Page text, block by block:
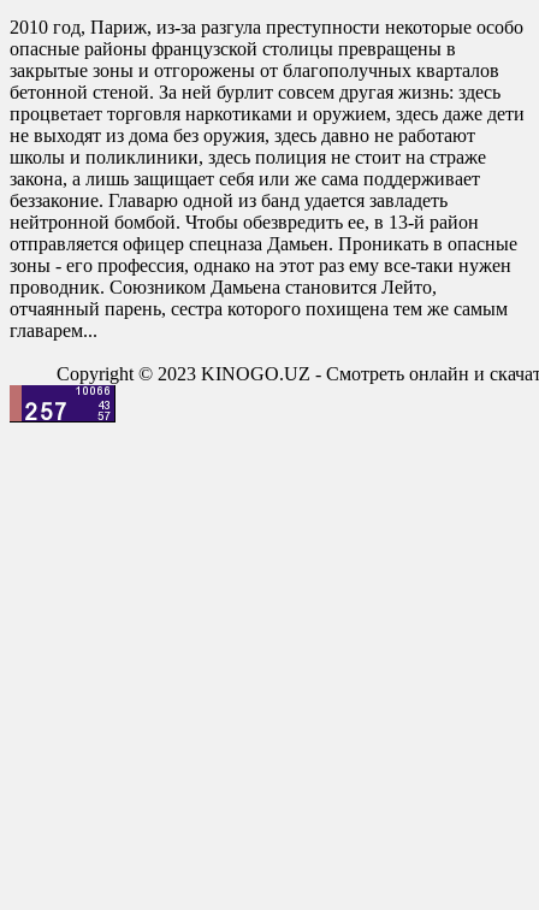
2010 год, Париж, из-за разгула преступности некоторые особо
опасные районы французской столицы превращены в
закрытые зоны и отгорожены от благополучных кварталов
бетонной стеной. За ней бурлит совсем другая жизнь: здесь
процветает торговля наркотиками и оружием, здесь даже дети
не выходят из дома без оружия, здесь давно не работают
школы и поликлиники, здесь полиция не стоит на страже
закона, а лишь защищает себя или же сама поддерживает
беззаконие. Главарю одной из банд удается завладеть
нейтронной бомбой. Чтобы обезвредить ее, в 13-й район
отправляется офицер спецназа Дамьен. Проникать в опасные
зоны - его профессия, однако на этот раз ему все-таки нужен
проводник. Союзником Дамьена становится Лейто,
отчаянный парень, сестра которого похищена тем же самым
главарем...
Copyright © 2023 KINOGO.UZ - Смотреть онлайн и